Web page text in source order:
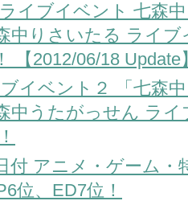
ライブイベント 七森
中りさいたる ライ
【2012/06/18 Update
イベント２ 「七森
中うたがっせん ラ
付 アニメ・ゲーム
位、ED7位！